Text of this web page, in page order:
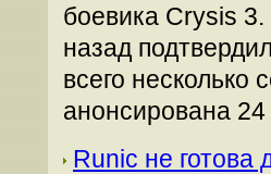
боевика Crysis
назад
всего несколько
анонсирована 24
Runic не готова